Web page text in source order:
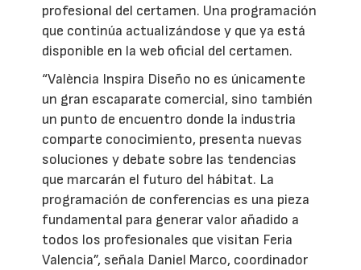
profesional del certamen. Una programación
que continúa actualizándose y que ya está
disponible en la web oficial del certamen.
“València Inspira Diseño no es únicamente
un gran escaparate comercial, sino también
un punto de encuentro donde la industria
comparte conocimiento, presenta nuevas
soluciones y debate sobre las tendencias
que marcarán el futuro del hábitat. La
programación de conferencias es una pieza
fundamental para generar valor añadido a
todos los profesionales que visitan Feria
Valencia”, señala Daniel Marco, coordinador